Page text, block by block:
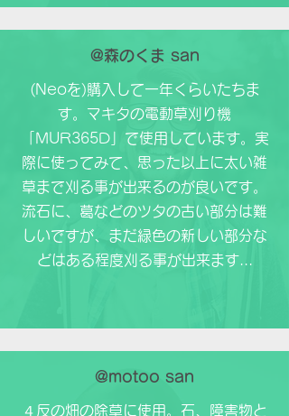
@森のくま san
(Neoを)購入して一年くらいたちま
す。マキタの電動草刈り機
「MUR365D」で使用しています。実
際に使ってみて、思った以上に太い雑
草まで刈る事が出来るのが良いです。
流石に、葛などのツタの古い部分は難
しいですが、まだ緑色の新しい部分な
どはある程度刈る事が出来ます...
@motoo san
４反の畑の除草に使用。石、障害物と